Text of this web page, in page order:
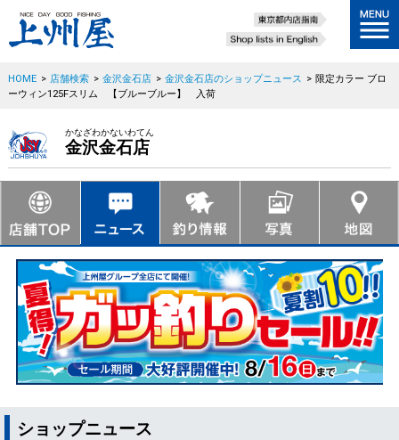
HOME > 店舗検索 > 金沢金石店 > 金沢金石店のショップニュース > 限定カラー ブロ
ーウィン125Fスリム 【ブルーブルー】 入荷
かなざわかないわてん
金沢金石店
ショップニュース